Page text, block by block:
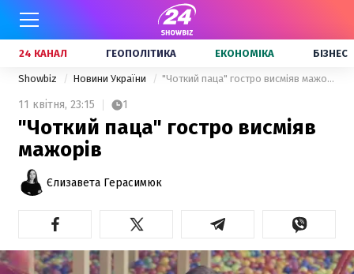
24 КАНАЛ ГЕОПОЛІТИКА ЕКОНОМІКА БІЗНЕС
Showbiz Новини України "Чоткий паца" гостро висміяв мажорів
11 квітня, 23:15 1
"Чоткий паца" гостро висміяв
мажорів
Єлизавета Герасимюк